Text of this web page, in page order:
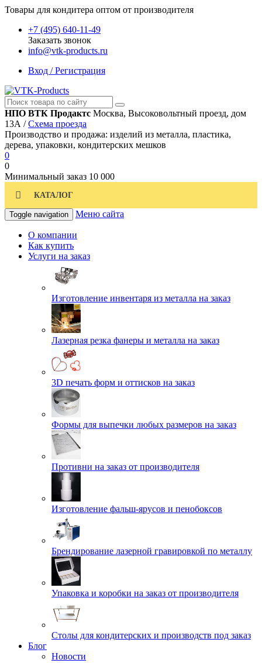
Товары для кондитера оптом от производителя
+7 (495) 640-11-49
Заказать звонок
info@vtk-products.ru
Вход / Регистрация
НПО ВТК Продактс Москва, Высоковольтный проезд, дом
13А /Схема проезда
Производство и продажа: изделий из металла, пластика,
дерева, упаковки, кондитерских мешков
0
0
Минимальный заказ 10 000
КАТАЛОГ
Toggle navigation Меню сайта
О компании
Как купить
Услуги на заказ
Изготовление инвентаря из металла на заказ
Лазерная резка фанеры и металла на заказ
3D печать форм и оттисков на заказ
Формы для выпечки любых размеров на заказ
Противни на заказ от производителя
Изготовление фальш-ярусов и пенобоксов
Брендирование лазерной гравировкой по металлу
Упаковка и коробки на заказ от производителя
Cтолы для кондитерских и производств под заказ
Блог
Новости